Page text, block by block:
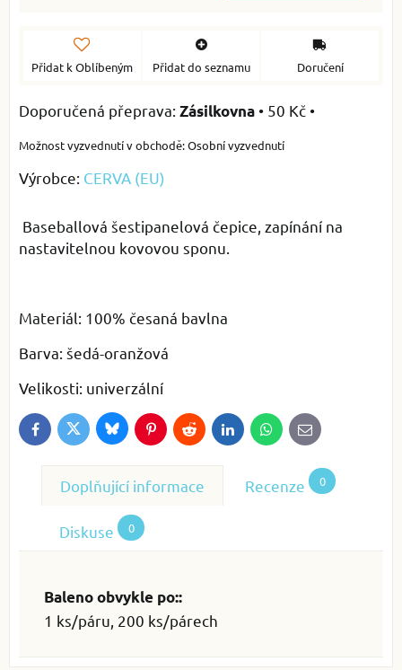
Přidat k Oblíbeným Přidat do seznamu Doručení
Zásilkovna • 50 Kč •
Osobní vyzvednutí
Výrobce: CERVA (EU)
Baseballová šestipanelová čepice, zapínání na
nastavitelnou kovovou sponu.
Materiál: 100% česaná bavlna
Barva: šedá-oranžová
Velikosti: univerzální
FacebookTwitterBlueskyPinterestReddit LinkedInWhatsApp
E-
mail
Doplňující informace Recenze 0
Diskuse 0
Baleno obvykle po::
1 ks/páru, 200 ks/párech